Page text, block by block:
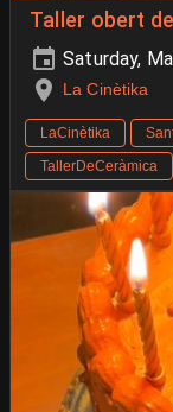
Taller obert
Saturday,
La Cinètika
LaCinètika
TallerDeCeràmica